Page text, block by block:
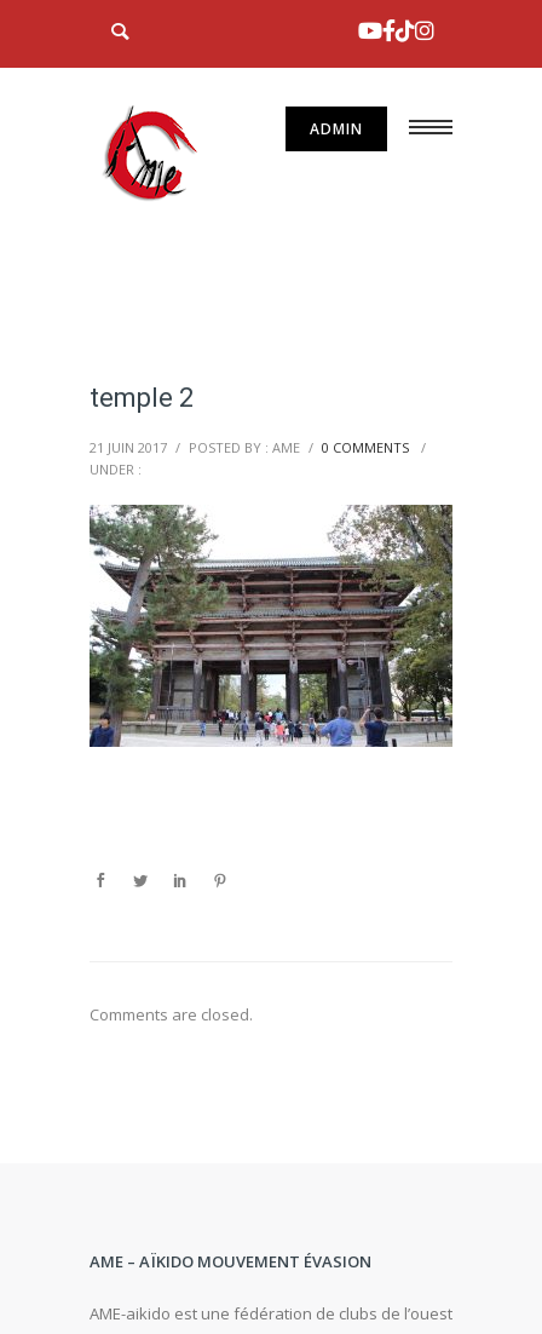
ADMIN
temple 2
21 JUIN 2017 / POSTED BY : AME / 0 COMMENTS
/
UNDER :
Comments are closed.
AME – AÏKIDO MOUVEMENT ÉVASION
AME-aikido est une fédération de clubs de l’ouest